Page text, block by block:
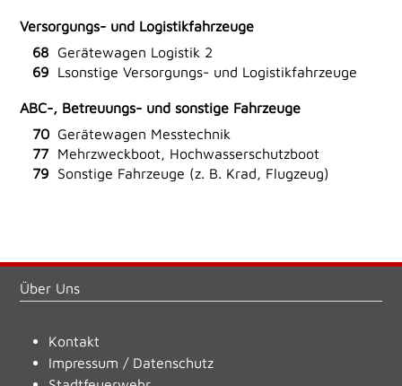
Versorgungs- und Logistikfahrzeuge
68
Gerätewagen Logistik 2
69
Lsonstige Versorgungs- und Logistikfahrzeuge
ABC-, Betreuungs- und sonstige Fahrzeuge
70 Gerätewagen Messtechnik
77
Mehrzweckboot, Hochwasserschutzboot
79
Sonstige Fahrzeuge (z. B. Krad, Flugzeug)
Über Uns
Kontakt
Impressum / Datenschutz